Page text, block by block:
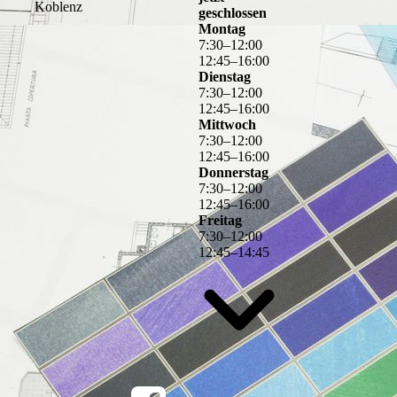
Koblenz
geschlossen
Montag
7:30–12:00
12:45–16:00
Dienstag
7:30–12:00
12:45–16:00
Mittwoch
7:30–12:00
12:45–16:00
Donnerstag
7:30–12:00
12:45–16:00
Freitag
7:30–12:00
12:45–14:45